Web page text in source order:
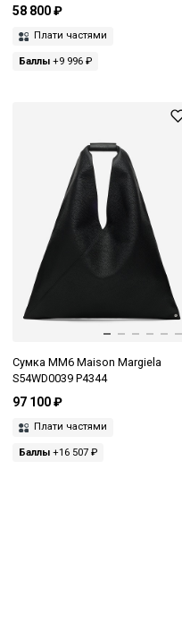
58 800 ₽
Плати частями
Баллы +9 996 ₽
Сумка MM6 Maison Margiela
S54WD0039 P4344
97 100 ₽
Плати частями
Баллы +16 507 ₽